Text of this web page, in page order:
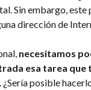
Sin embargo,
dirección de
necesitamos
esa tarea que
¿Sería posible